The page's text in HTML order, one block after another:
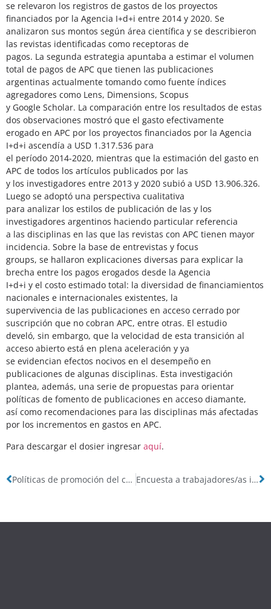
se relevaron los registros de gastos de los proyectos
financiados por la Agencia I+d+i entre 2014 y 2020. Se
analizaron sus montos según área científica y se describieron
las revistas identificadas como receptoras de
pagos. La segunda estrategia apuntaba a estimar el volumen
total de pagos de APC que tienen las publicaciones
argentinas actualmente tomando como fuente índices
agregadores como Lens, Dimensions, Scopus
y Google Scholar. La comparación entre los resultados de estas
dos observaciones mostró que el gasto efectivamente
erogado en APC por los proyectos financiados por la Agencia
I+d+i ascendía a USD 1.317.536 para
el período 2014-2020, mientras que la estimación del gasto en
APC de todos los artículos publicados por las
y los investigadores entre 2013 y 2020 subió a USD 13.906.326.
Luego se adoptó una perspectiva cualitativa
para analizar los estilos de publicación de las y los
investigadores argentinos haciendo particular referencia
a las disciplinas en las que las revistas con APC tienen mayor
incidencia. Sobre la base de entrevistas y focus
groups, se hallaron explicaciones diversas para explicar la
brecha entre los pagos erogados desde la Agencia
I+d+i y el costo estimado total: la diversidad de financiamientos
nacionales e internacionales existentes, la
supervivencia de las publicaciones en acceso cerrado por
suscripción que no cobran APC, entre otras. El estudio
develó, sin embargo, que la velocidad de esta transición al
acceso abierto está en plena aceleración y ya
se evidencian efectos nocivos en el desempeño en
publicaciones de algunas disciplinas. Esta investigación
plantea, además, una serie de propuestas para orientar
políticas de fomento de publicaciones en acceso diamante,
así como recomendaciones para las disciplinas más afectadas
por los incrementos en gastos en APC.
Para descargar el dosier ingresar aquí.
Políticas de promoción del conocimiento y derechos de propiedad intelectual Encuesta a trabajadores/as informáticos/as: datos disponibles (2021)